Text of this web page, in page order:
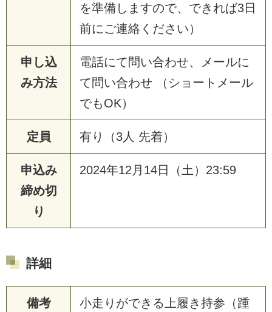
を準備しますので、できれば3日
前にご連絡ください）
申し込
み方法
電話にて問い合わせ、メールに
て問い合わせ （ショートメール
でもOK）
定員 有り（3人 先着）
申込み
締め切
り
2024年12月14日（土）23:59
詳細
備考
小走りができる上履き持参（踵